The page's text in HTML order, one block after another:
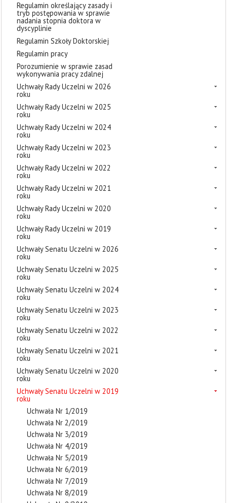
Regulamin określający zasady i
tryb postępowania w sprawie
nadania stopnia doktora w
dyscyplinie
Regulamin Szkoły Doktorskiej
Regulamin pracy
Porozumienie w sprawie zasad
wykonywania pracy zdalnej
Uchwały Rady Uczelni w 2026
roku
Uchwały Rady Uczelni w 2025
roku
Uchwały Rady Uczelni w 2024
roku
Uchwały Rady Uczelni w 2023
roku
Uchwały Rady Uczelni w 2022
roku
Uchwały Rady Uczelni w 2021
roku
Uchwały Rady Uczelni w 2020
roku
Uchwały Rady Uczelni w 2019
roku
Uchwały Senatu Uczelni w 2026
roku
Uchwały Senatu Uczelni w 2025
roku
Uchwały Senatu Uczelni w 2024
roku
Uchwały Senatu Uczelni w 2023
roku
Uchwały Senatu Uczelni w 2022
roku
Uchwały Senatu Uczelni w 2021
roku
Uchwały Senatu Uczelni w 2020
roku
Uchwały Senatu Uczelni w 2019
roku
Uchwała Nr 1/2019
Uchwała Nr 2/2019
Uchwała Nr 3/2019
Uchwała Nr 4/2019
Uchwała Nr 5/2019
Uchwała Nr 6/2019
Uchwała Nr 7/2019
Uchwała Nr 8/2019